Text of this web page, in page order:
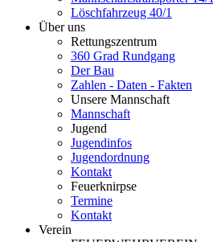
Löschfahrzeug 40/1
Über uns
Rettungszentrum
360 Grad Rundgang
Der Bau
Zahlen - Daten - Fakten
Unsere Mannschaft
Mannschaft
Jugend
Jugendinfos
Jugendordnung
Kontakt
Feuerknirpse
Termine
Kontakt
Verein